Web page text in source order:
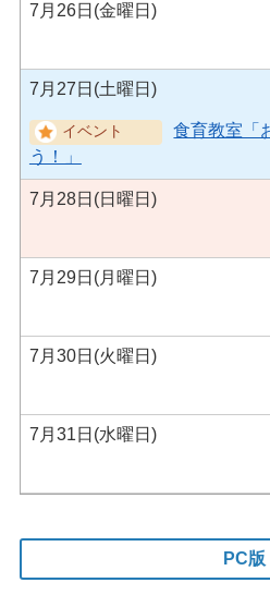
7月26日(金曜日)
7月27日(土曜日)
食育教室「
う！」
7月28日(日曜日)
7月29日(月曜日)
7月30日(火曜日)
7月31日(水曜日)
PC版